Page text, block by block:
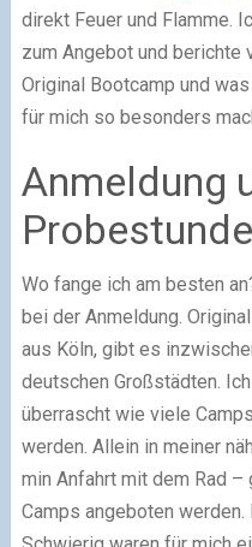
direkt Feuer und Flamme.
zum Angebot und berichte
Original Bootcamp und
für mich so besonders
Anmeldung
Probestunde
Wo fange ich am besten
bei der Anmeldung.
aus Köln, gibt es
deutschen Großstädten.
überrascht wie viele
werden. Allein in meiner
min Anfahrt mit dem Rad
Camps angeboten werden.